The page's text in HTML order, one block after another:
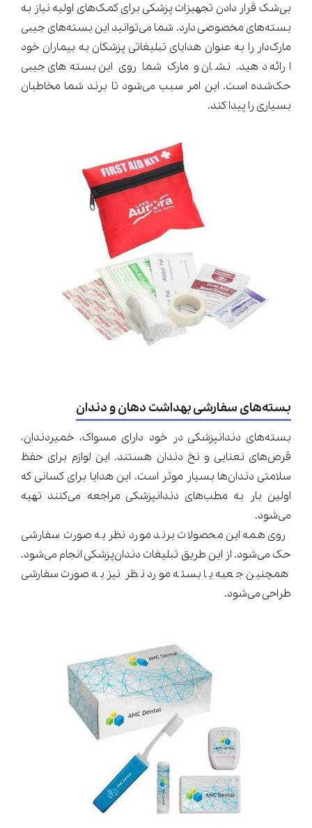
بی‌شک قرار دادن تجهیزات پزشکی برای کمک‌های اولیه نیاز به
بسته‌های مخصوصی دارد. شما می‌توانید این بسته‌های جیبی
مارک‌دار را به عنوان هدایای تبلیغاتی پزشکان به بیماران خود
ارائه دهید. نشان و مارک شما روی این بسته‌های جیبی
حک‌شده است. این امر سبب می‌شود تا برند شما مخاطبان
بسیاری را پیدا کند.
بسته‌های سفارشی بهداشت دهان و دندان
بسته‌های دندانپزشکی در خود دارای مسواک، خمیردندان،
قرص‌های نعنایی و نخ دندان هستند. این لوازم برای حفظ
سلامتی دندان‌ها بسیار موثر است. این هدایا برای کسانی که
اولین بار به مطب‌های دندانپزشکی مراجعه می‌کنند تهیه
می‌شود.
روی همه این محصولات برند مورد نظر به صورت سفارشی
حک می‌شود. از این طریق تبلیغات دندان‌پزشکی انجام می‌شود.
همچنین جعبه یا بسته مورد نظر نیز به صورت سفارشی
طراحی می‌شود.